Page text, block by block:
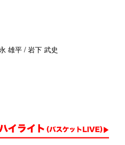
雄平 / 岩下 武史